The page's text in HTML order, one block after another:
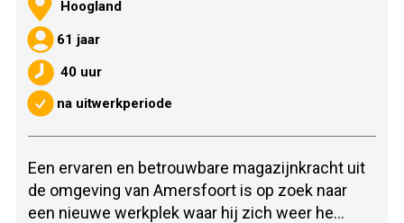
Hoogland
61 jaar
40 uur
na uitwerkperiode
Een ervaren en betrouwbare magazijnkracht uit
de omgeving van Amersfoort is op zoek naar
een nieuwe werkplek waar hij zich weer he...